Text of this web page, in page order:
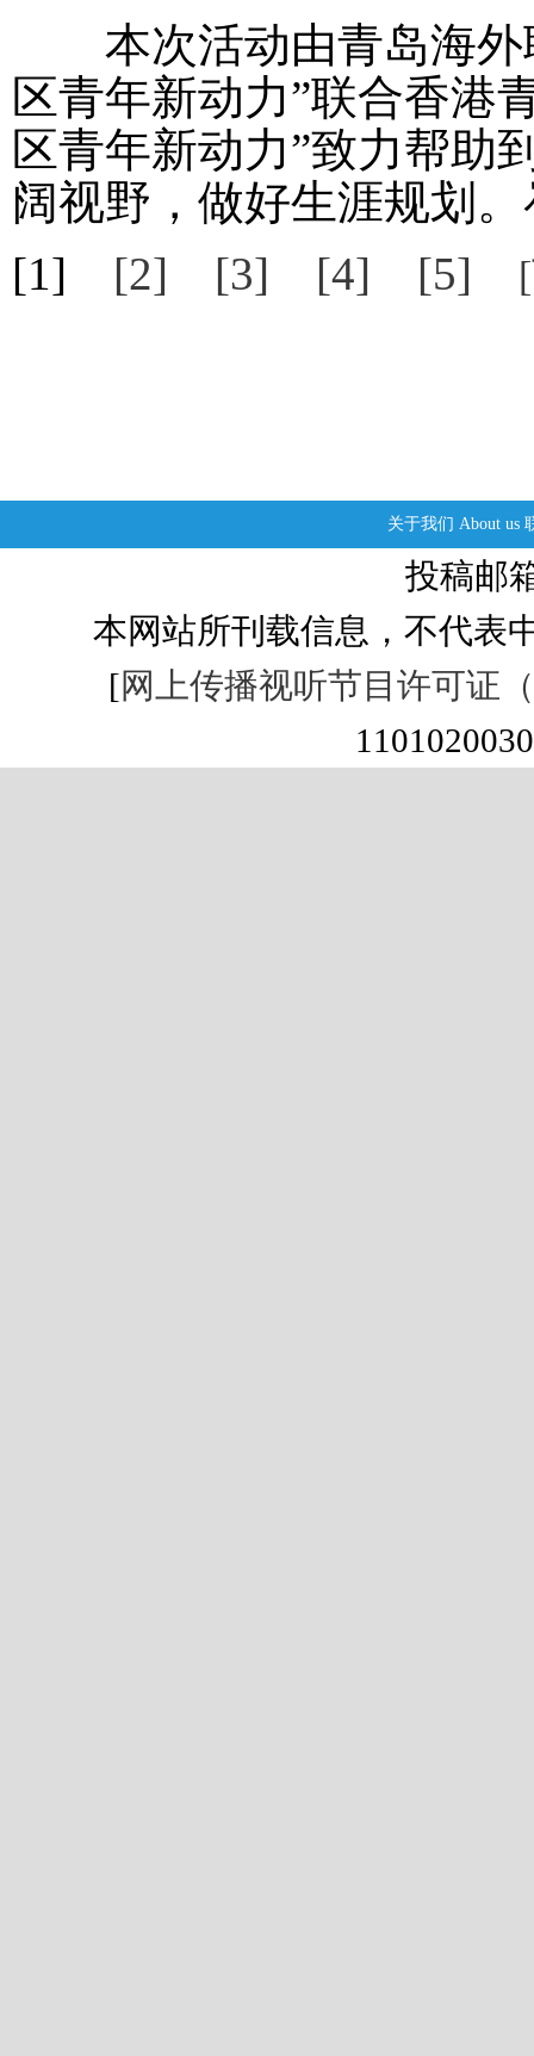
本次活动由青岛海外
区青年新动力”联合香港
区青年新动力”致力帮助
阔视野，做好生涯规划
[1] [2] [3] [4] [5]
关于我们 About us
投稿邮
本网站所刊载信息，不代表
[网上传播视听节目许可证